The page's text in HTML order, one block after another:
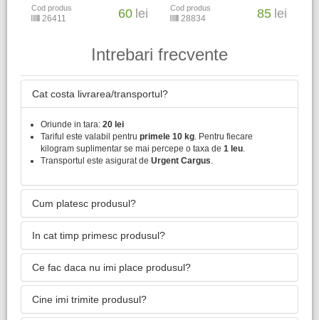
Cod produs
26411 60 lei Cod produs
28834 85 lei
Intrebari frecvente
Cat costa livrarea/transportul?
Oriunde in tara: 20 lei
Tariful este valabil pentru primele 10 kg . Pentru fiecare
kilogram suplimentar se mai percepe o taxa de 1 leu
Transportul este asigurat de Urgent Cargus
Cum platesc produsul?
In cat timp primesc produsul?
Ce fac daca nu imi place produsul?
Cine imi trimite produsul?